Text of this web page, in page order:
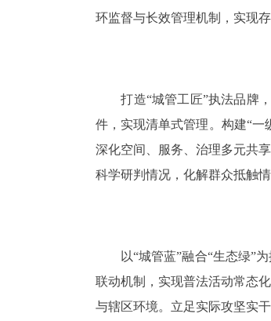
环监督与长效管理机制，实现
打造“城管工匠”执法品牌，
件，实现清单式管理。构建“一
深化空间、服务、治理多元共
科学研判情况，化解群众抵触
以“城管蓝”融合“生态绿”为
联动机制，实现普法活动常态
与辖区环境。立足实际攻坚实